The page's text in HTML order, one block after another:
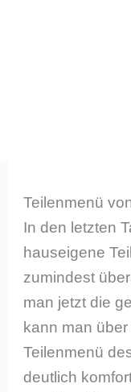
Teilenmenü
In den letzten
hauseigene
zumindest
man jetzt die
kann man über
Teilenmenü
deutlich